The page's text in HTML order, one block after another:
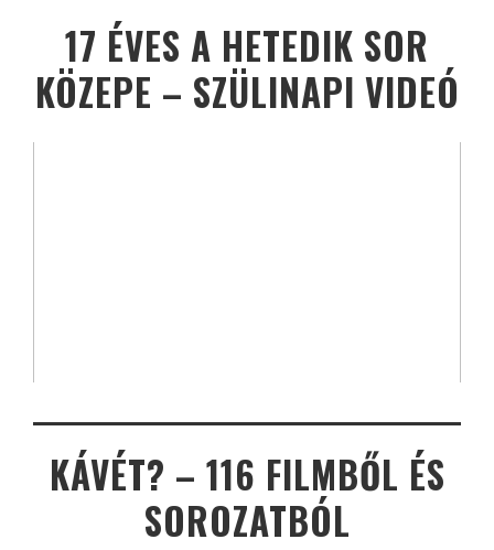
17 ÉVES A HETEDIK SOR
KÖZEPE – SZÜLINAPI VIDEÓ
KÁVÉT? – 116 FILMBŐL ÉS
SOROZATBÓL